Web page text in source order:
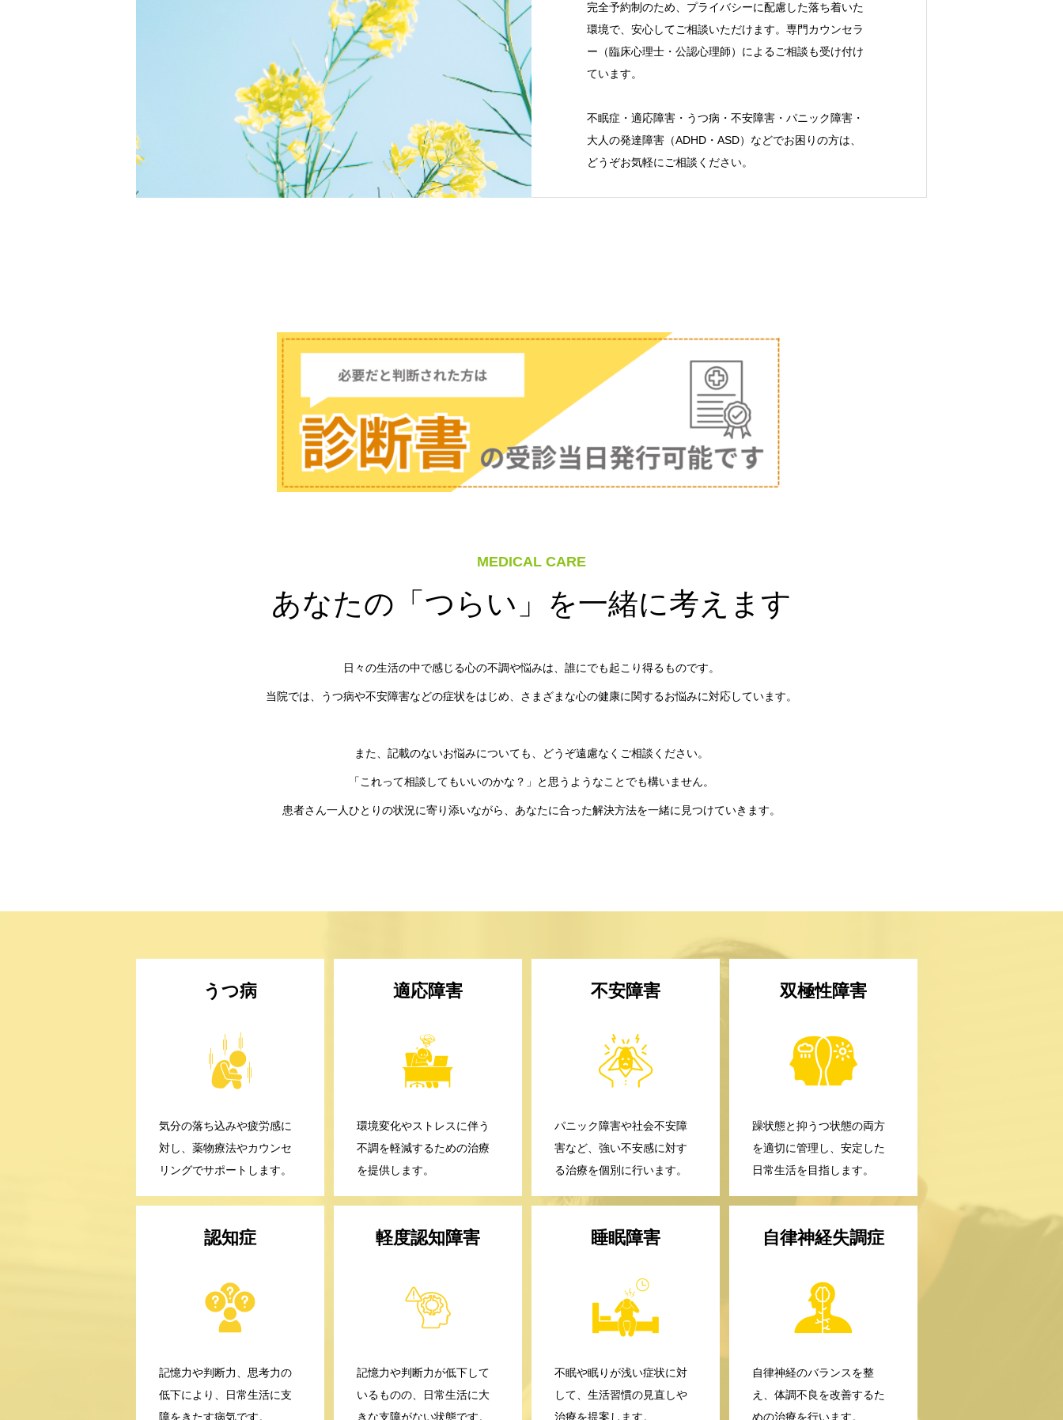
完全予約制のため、プライバシーに配慮した落ち着いた
環境で、安心してご相談いただけます。専門カウンセラ
ー（臨床心理士・公認心理師）によるご相談も受け付け
ています。
不眠症・適応障害・うつ病・不安障害・パニック障害・
大人の発達障害（ADHD・ASD）などでお困りの方は、
どうぞお気軽にご相談ください。
MEDICAL CARE
あなたの「つらい」を一緒に考えます
日々の生活の中で感じる心の不調や悩みは、誰にでも起こり得るものです。
当院では、うつ病や不安障害などの症状をはじめ、さまざまな心の健康に関するお悩みに対応しています。
また、記載のないお悩みについても、どうぞ遠慮なくご相談ください。
「これって相談してもいいのかな？」と思うようなことでも構いません。
患者さん一人ひとりの状況に寄り添いながら、あなたに合った解決方法を一緒に見つけていきます。
うつ病
気分の落ち込みや疲労感に
対し、薬物療法やカウンセ
リングでサポートします。
適応障害
環境変化やストレスに伴う
不調を軽減するための治療
を提供します。
不安障害
パニック障害や社会不安障
害など、強い不安感に対す
る治療を個別に行います。
双極性障害
躁状態と抑うつ状態の両方
を適切に管理し、安定した
日常生活を目指します。
認知症
記憶力や判断力、思考力の
低下により、日常生活に支
障をきたす病気です。
軽度認知障害
記憶力や判断力が低下して
いるものの、日常生活に大
きな支障がない状態です。
睡眠障害
不眠や眠りが浅い症状に対
して、生活習慣の見直しや
治療を提案します。
自律神経失調症
自律神経のバランスを整
え、体調不良を改善するた
めの治療を行います。